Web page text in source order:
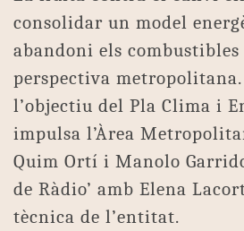
consolidar un model
abandoni els combustibles
perspectiva metropolitana.
l’objectiu del Pla Clima i
impulsa l’Àrea
Quim Ortí i Manolo
de Ràdio’ amb Elena
tècnica de l’entitat.